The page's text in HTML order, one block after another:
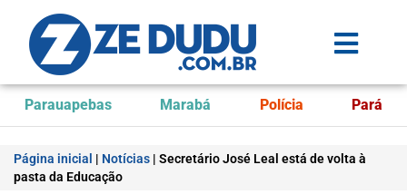
Parauapebas Marabá Polícia Pará
Página inicial | Notícias | Secretário José Leal está de volta à
pasta da Educação